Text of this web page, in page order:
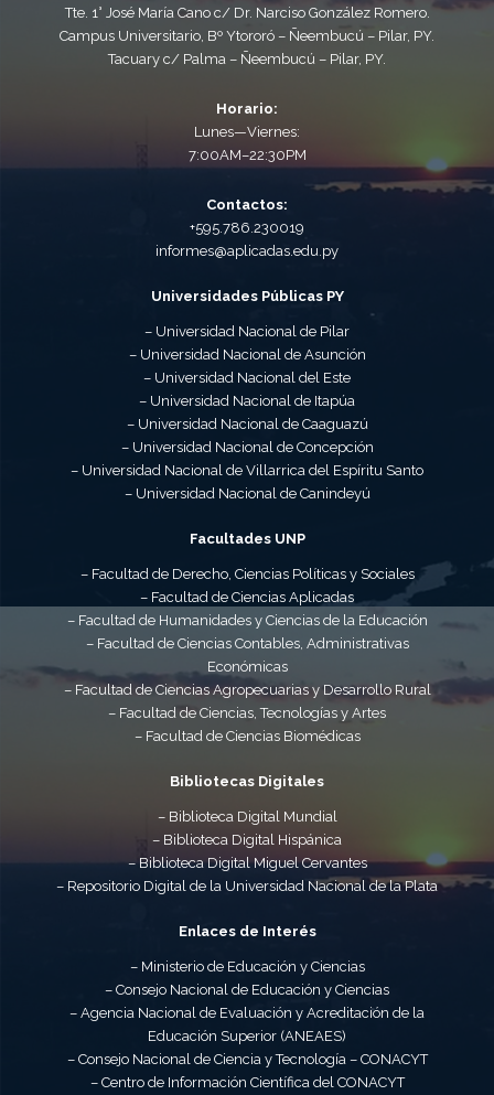
Tte. 1° José María Cano c/ Dr. Narciso González Romero.
Campus Universitario, Bº Ytororó – Ñeembucú – Pilar, PY.
Tacuary c/ Palma – Ñeembucú – Pilar, PY.
Horario:
Lunes—Viernes:
7:00AM–22:30PM
Contactos:
+595.786.230019
informes@aplicadas.edu.py
Universidades Públicas PY
– Universidad Nacional de Pilar
– Universidad Nacional de Asunción
– Universidad Nacional del Este
– Universidad Nacional de Itapúa
– Universidad Nacional de Caaguazú
– Universidad Nacional de Concepción
– Universidad Nacional de Villarrica del Espíritu Santo
– Universidad Nacional de Canindeyú
Facultades UNP
– Facultad de Derecho, Ciencias Políticas y Sociales
– Facultad de Ciencias Aplicadas
– Facultad de Humanidades y Ciencias de la Educación
– Facultad de Ciencias Contables, Administrativas
Económicas
– Facultad de Ciencias Agropecuarias y Desarrollo Rural
– Facultad de Ciencias, Tecnologías y Artes
– Facultad de Ciencias Biomédicas
Bibliotecas Digitales
– Biblioteca Digital Mundial
– Biblioteca Digital Hispánica
– Biblioteca Digital Miguel Cervantes
– Repositorio Digital de la Universidad Nacional de la Plata
Enlaces de Interés
– Ministerio de Educación y Ciencias
– Consejo Nacional de Educación y Ciencias
– Agencia Nacional de Evaluación y Acreditación de la
Educación Superior (ANEAES)
– Consejo Nacional de Ciencia y Tecnología – CONACYT
– Centro de Información Científica del CONACYT